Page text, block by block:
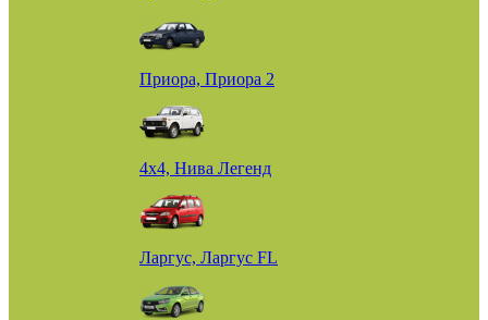
Приора, Приора 2
4х4, Нива Легенд
Ларгус, Ларгус FL